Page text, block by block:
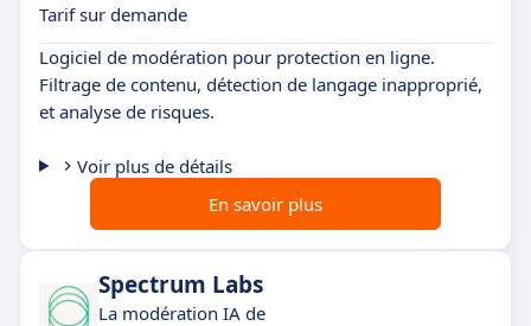
Tarif sur demande
Logiciel de modération pour protection en ligne.
Filtrage de contenu, détection de langage inapproprié,
et analyse de risques.
Voir plus de détails
En savoir plus
Spectrum Labs
La modération IA de